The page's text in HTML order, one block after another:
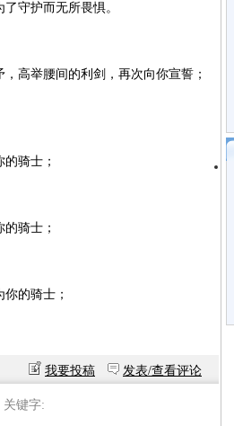
守护而无所畏惧。
高举腰间的利剑，再次向你宣誓；
骑士；
骑士；
的骑士；
我要投稿 发表/查看评论
关键字: